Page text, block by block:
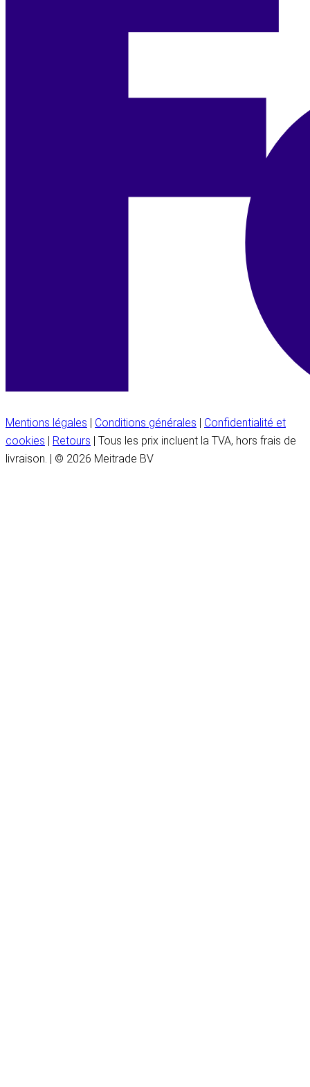
Mentions légales Conditions générales
Confidentialité et
cookies
Retours | Tous les prix incluent la TVA, hors frais de
livraison. | © 2026 Meitrade BV